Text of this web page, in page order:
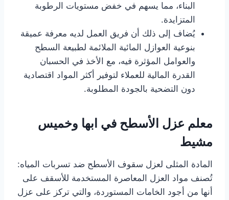
البناء، مما يسهم في خفض مستويات الرطوبة
المتزايدة.
يُضاف إلى ذلك أن فريق العمل لديه معرفة عميقة
بنوعية العوازل المائية الملائمة لطبيعة السطح
والعوامل المؤثرة فيه، مع الأخذ في الحسبان
القدرة المالية للعملاء لتوفير أكثر المواد اقتصادية
دون التضحية بالجودة المطلوبة.
معلم عزل الأسطح في ابها وخميس
مشيط
المادة المثلى لعزل سقوف الأسطح ضد تسربات المياه:
تُصنف مواد العزل المعاصرة المستخدمة للأسقف على
أنها من أجود الخامات المستوردة، والتي تركز على عزل